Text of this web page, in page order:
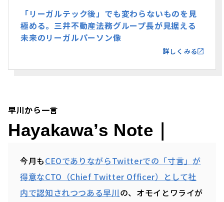
「リーガルテック後」でも変わらないものを見
極める。三井不動産法務グループ長が見据える
未来のリーガルパーソン像
詳しくみる
早川から一言
Hayakawa’s Note｜
今月もCEOでありながらTwitterでの「寸言」が
得意なCTO（Chief Twitter Officer）として社
内で認知されつつある早川の、オモイとワライが